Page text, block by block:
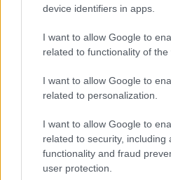
device identifiers in apps.
I want to allow Google to
related to functionality of the
I want to allow Google to
related to personalization.
I want to allow Google to
related to security, including
functionality and fraud
user protection.
U20 élő:
2-2 (büntetőkkel: 6-
tudva, Dél-Afrika ellen egy
válogatott, hogy a
Emírségek elleni 2-0-al
a brazil-cseh csoportból az